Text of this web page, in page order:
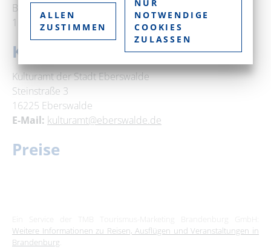
Breite Straße 41-44
16225 Eberswalde
Kontakt
Kulturamt der Stadt Eberswalde
Steinstraße 3
16225 Eberswalde
E-Mail: kulturamt@eberswalde.de
Preise
Weitere Informationen zu Reisen, Ausflügen und Veranstaltungen in
Brandenburg
ALLEN
ZUSTIMMEN
NUR
NOTWENDIGE
COOKIES
ZULASSEN